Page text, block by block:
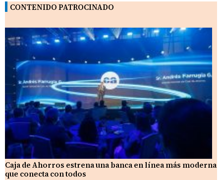
CONTENIDO PATROCINADO
Caja de Ahorros estrena una banca en línea más moderna
que conecta con todos